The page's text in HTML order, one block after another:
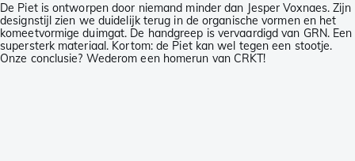
De Piet is ontworpen door niemand minder dan Jesper Voxnaes. Zijn
designstijl zien we duidelijk terug in de organische vormen en het
komeetvormige duimgat. De handgreep is vervaardigd van GRN. Een
supersterk materiaal. Kortom: de Piet kan wel tegen een stootje.
Onze conclusie? Wederom een homerun van CRKT!